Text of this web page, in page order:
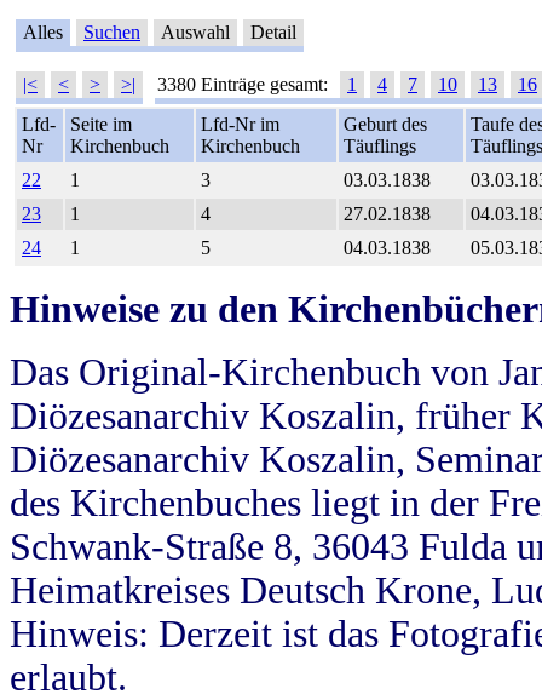
Alles Suchen Auswahl Detail
|< < > >| 3380 Einträge gesamt: 1 4 7 10 13
16
Lfd-
Nr
Seite im
Kirchenbuch
Lfd-Nr im
Kirchenbuch
Geburt des
Täuflings
Taufe
Täuflings
22
1 3 03.03.1838
23
1 4 27.02.1838
24
1 5 04.03.1838
Hinweise zu den
Das Original-Kirchenbuch von
Diözesanarchiv Koszalin, früher
Diözesanarchiv Koszalin,
des Kirchenbuches liegt in der
Schwank-Straße 8, 36043 Fulda
Heimatkreises Deutsch Krone,
Hinweis: Derzeit ist das
erlaubt.